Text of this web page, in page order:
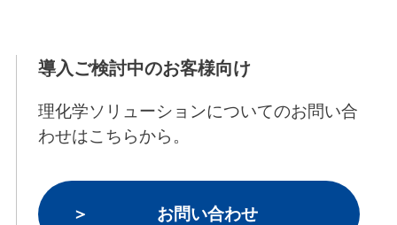
導入ご検討中のお客様向け
理化学ソリューションについてのお問い合
わせはこちらから。
お問い合わせ